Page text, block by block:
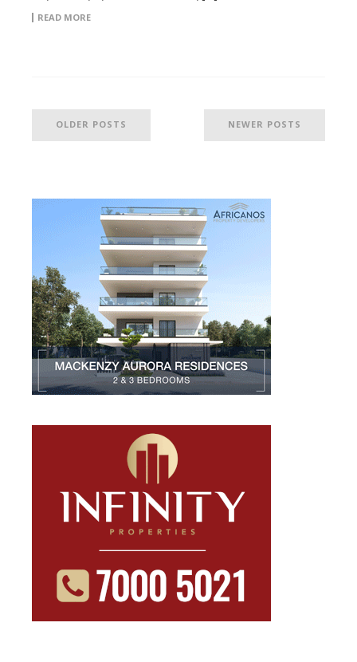
READ MORE
OLDER POSTS NEWER POSTS